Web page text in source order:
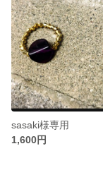
sasaki様専用
1,600円